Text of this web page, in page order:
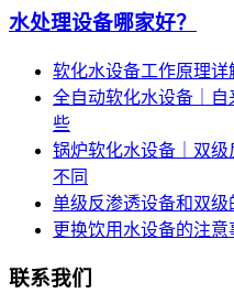
水处理设备哪家好？
软化水设备工作原理详
全自动软化水设备｜
些
锅炉软化水设备｜双
不同
单级反渗透设备和双级
更换饮用水设备的注
联系我们